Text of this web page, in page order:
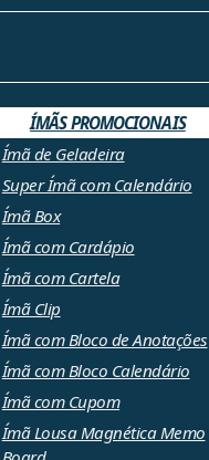
ÍMÃS PROMOCIONAIS
Ímã de Geladeira
Super Ímã com Calendário
Ímã Box
Ímã com Cardápio
Ímã com Cartela
Ímã Clip
Ímã com Bloco de Anotações
Ímã com Bloco Calendário
Ímã com Cupom
Ímã Lousa Magnética Memo